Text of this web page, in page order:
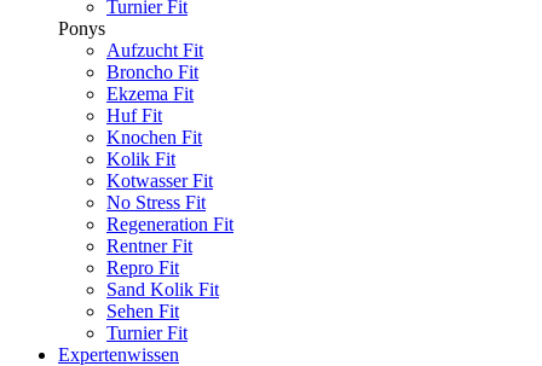
Turnier Fit
Ponys
Aufzucht Fit
Broncho Fit
Ekzema Fit
Huf Fit
Knochen Fit
Kolik Fit
Kotwasser Fit
No Stress Fit
Regeneration Fit
Rentner Fit
Repro Fit
Sand Kolik Fit
Sehen Fit
Turnier Fit
Expertenwissen